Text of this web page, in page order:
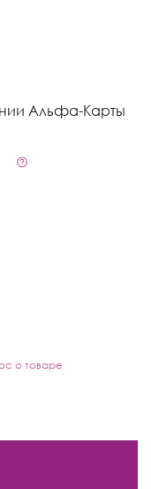
Альфа-Карты
о товаре